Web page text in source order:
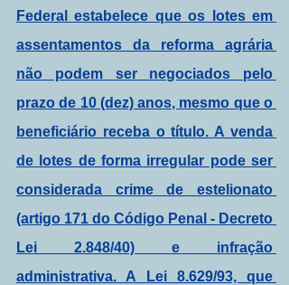
Federal estabelece que os lotes em
assentamentos da reforma agrária
não podem ser negociados pelo
prazo de 10 (dez) anos, mesmo que o
beneficiário receba o título. A venda
de lotes de forma irregular pode ser
considerada crime de estelionato
(artigo 171 do Código Penal - Decreto
Lei 2.848/40) e infração
administrativa. A Lei 8.629/93, que